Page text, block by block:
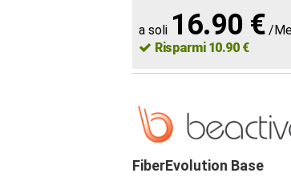
a soli 16.90 € /
Risparmi 10.90 €
FiberEvolution Base